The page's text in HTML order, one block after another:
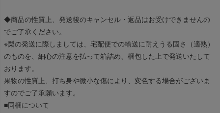
◆商品の性質上、発送後のキャンセル・返品はお受けできませんの
でご了承ください。
※梨の発送に際しましては、宅配便での輸送に耐えうる固さ（適熟）
のものを、細心の注意を払って箱詰め、梱包した上で発送いたして
おります。
果物の性質上、打ち身や微小な傷により、変色する場合がございま
すのでご了承願います。
■同梱について